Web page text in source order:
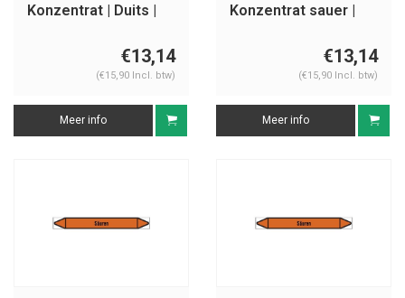
Konzentrat | Duits |
€13,14
(€15,90 Incl. btw)
Meer info
Konzentrat sauer |
€13,14
(€15,90 Incl. btw)
Meer info